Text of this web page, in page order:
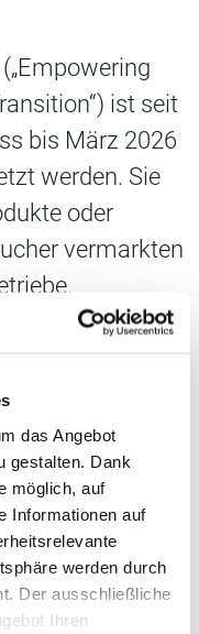
das Angebot
gestalten. Dank
möglich, auf
Informationen auf
werden durch
Der ausschließliche
Ihren
ist seit
bis März 2026
werden. Sie
oder
vermarkten
dürfen nur noch
transparent
nur erlaubt, wenn die
und nicht irreführend
sind unzulässig,
beruhen.